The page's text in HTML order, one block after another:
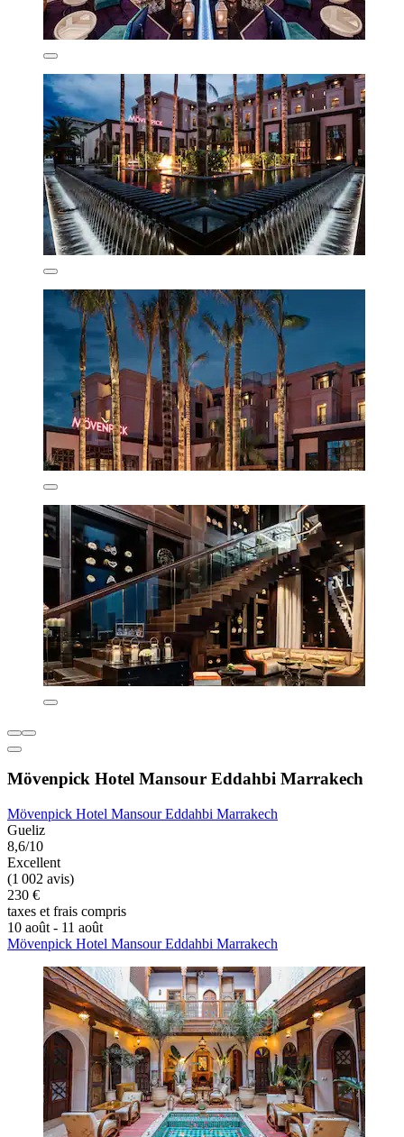
Mövenpick Hotel Mansour Eddahbi Marrakech
Mövenpick Hotel Mansour Eddahbi Marrakech
Gueliz
8,6/10
Excellent
(1 002 avis)
230 €
taxes et frais compris
10 août - 11 août
Mövenpick Hotel Mansour Eddahbi Marrakech